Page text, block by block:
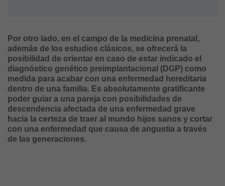
Por otro lado, en el campo de la medicina prenatal,
además de los estudios clásicos, se ofrecerá la
posibilidad de orientar en caso de estar indicado el
diagnóstico genético preimplantacional (DGP) como
medida para acabar con una enfermedad hereditaria
dentro de una familia. Es absolutamente gratificante
poder guiar a una pareja con posibilidades de
descendencia afectada de una enfermedad grave
hacia la certeza de traer al mundo hijos sanos y cortar
con una enfermedad que causa de angustia a través
de las generaciones.